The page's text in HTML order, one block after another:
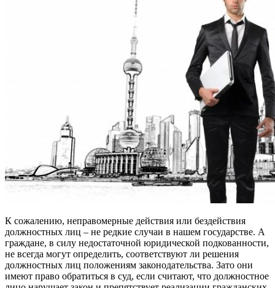
К сожалению, неправомерные действия или бездействия
должностных лиц – не редкие случаи в нашем государстве. А
граждане, в силу недостаточной юридической подкованности,
не всегда могут определить, соответствуют ли решения
должностных лиц положениям законодательства. Зато они
имеют право обратиться в суд, если считают, что должностное